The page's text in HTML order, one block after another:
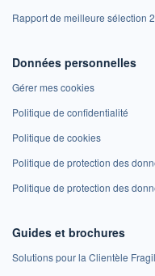
Rapport de meilleure sélection
Données personnelles
Gérer mes cookies
Politique de confidentialité
Politique de cookies
Politique de protection des
Politique de protection des
Guides et brochures
Solutions pour la Clientèle